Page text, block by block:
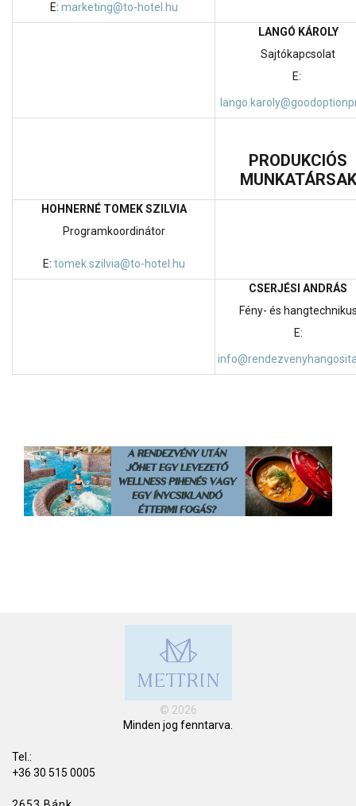
E: marketing@to-hotel.hu
LANGÓ KÁROLY
Sajtókapcsolat
E:
PRODUKCIÓS
MUNKATÁRSAK
HOHNERNÉ TOMEK SZILVIA
Programkoordinátor
E: tomek.szilvia@to-hotel.hu
CSERJÉSI ANDRÁS
Fény- és
E:
© 2026
Minden jog fenntarva.
Tel.:
+36 30 515 0005